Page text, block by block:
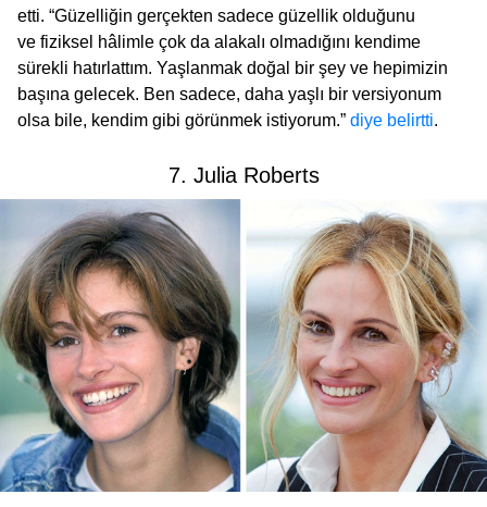
etti. “Güzelliğin gerçekten sadece güzellik olduğunu
ve fiziksel hâlimle çok da alakalı olmadığını kendime
sürekli hatırlattım. Yaşlanmak doğal bir şey ve hepimizin
başına gelecek. Ben sadece, daha yaşlı bir versiyonum
olsa bile, kendim gibi görünmek istiyorum.” diye belirtti.
7. Julia Roberts